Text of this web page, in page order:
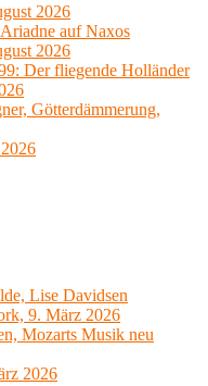
2026
auf Naxos
2026
Der fliegende Holländer
Götterdämmerung,
Lise Davidsen
9. März 2026
Mozarts Musik neu
2026